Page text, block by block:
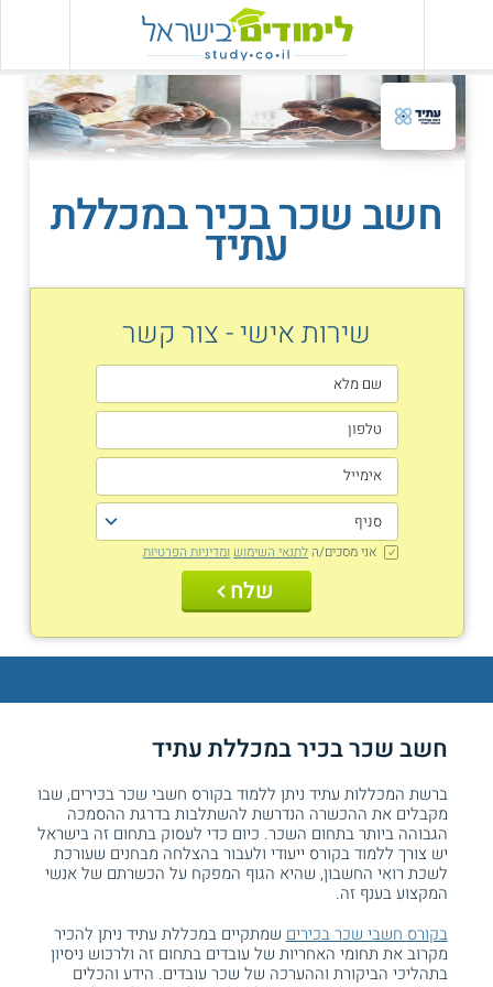
חשב שכר בכיר במכללת
עתיד
שירות אישי - צור קשר
אני מסכים/ה לתנאי השימוש ומדיניות הפרטיות
שלח
חשב שכר בכיר במכללת עתיד
ברשת המכללות עתיד ניתן ללמוד בקורס חשבי שכר בכירים, שבו
מקבלים את ההכשרה הנדרשת להשתלבות בדרגת ההסמכה
הגבוהה ביותר בתחום השכר. כיום כדי לעסוק בתחום זה בישראל
יש צורך ללמוד בקורס ייעודי ולעבור בהצלחה מבחנים שעורכת
לשכת רואי החשבון, שהיא הגוף המפקח על הכשרתם של אנשי
המקצוע בענף זה.
בקורס חשבי שכר בכירים שמתקיים במכללת עתיד ניתן להכיר
מקרוב את תחומי האחריות של עובדים בתחום זה ולרכוש ניסיון
בתהליכי הביקורת וההערכה של שכר עובדים. הידע והכלים